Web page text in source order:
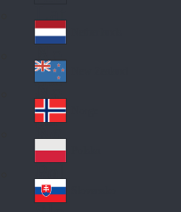
Lat
in
A
me
ric
a
Ne
the
rla
nd
s
Ne
w
Ze
ala
nd
No
rw
ay
Pol
an